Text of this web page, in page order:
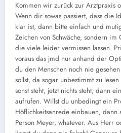
Kommen wir zurück zur Arztpraxis
Wenn dir sowas passiert, dass die
klar ist, dann bitte einfach und
Zeichen von Schwäche, sondern
die viele leider vermissen lassen.
voraus das jmd nur anhand der
du den Menschen noch nie
sollst, da sogar unbestimmt zu
sonst steht, jetzt nichts steht, dann
aufrufen. Willst du unbedingt ein
Höflichkeitsanrede einbauen, dann
Person Meyer, whatever. Aus Herr